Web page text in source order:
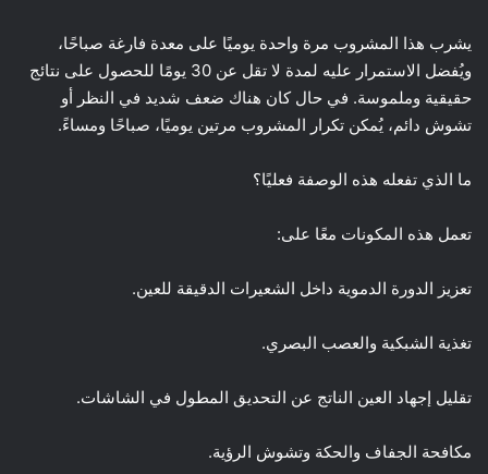
يشرب هذا المشروب مرة واحدة يوميًا على معدة فارغة صباحًا،
ويُفضل الاستمرار عليه لمدة لا تقل عن 30 يومًا للحصول على نتائج
حقيقية وملموسة. في حال كان هناك ضعف شديد في النظر أو
تشوش دائم، يُمكن تكرار المشروب مرتين يوميًا، صباحًا ومساءً.
ما الذي تفعله هذه الوصفة فعليًا؟
تعمل هذه المكونات معًا على:
تعزيز الدورة الدموية داخل الشعيرات الدقيقة للعين.
تغذية الشبكية والعصب البصري.
تقليل إجهاد العين الناتج عن التحديق المطول في الشاشات.
مكافحة الجفاف والحكة وتشوش الرؤية.